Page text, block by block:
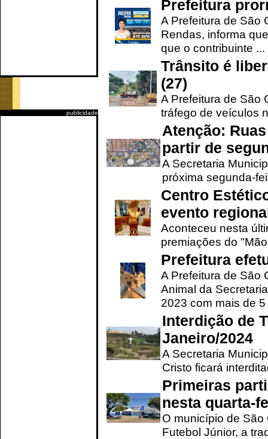
publicidade
Prefeitura
A Prefeitura de São
Rendas, informa
que o contribuinte ...
Trânsito é
(27)
A Prefeitura de São
tráfego de veículos
Atenção:
partir de
A Secretaria
próxima segunda-
Centro
evento
Aconteceu nesta
premiações do
Prefeitura
A Prefeitura de São
Animal da
2023 com mais de 5
Interdição de
Janeiro/2024
A Secretaria
Cristo ficará
Primeiras
nesta quarta-
O município de
Futebol Júnior, a